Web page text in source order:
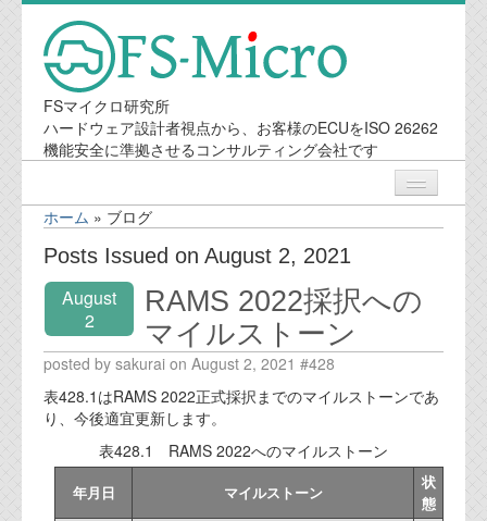
FSマイクロ研究所
ハードウェア設計者視点から、お客様のECUをISO 26262
機能安全に準拠させるコンサルティング会社です
ニュース
業務内容
機能安全コンサルティング
会社案内
会社概要
代表ご挨拶
ホーム » ブログ
Posts Issued on August 2, 2021
August
2
RAMS 2022採択への
マイルストーン
posted by sakurai on August 2, 2021 #428
表428.1はRAMS 2022正式採択までのマイルストーンであ
り、今後適宜更新します。
表428.1 RAMS 2022へのマイルストーン
年月日 マイルストーン
状
態